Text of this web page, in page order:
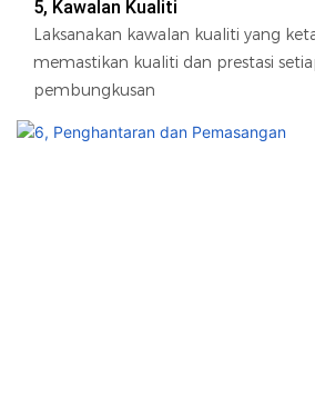
5, Kawalan Kualiti
Laksanakan kawalan kualiti yang
memastikan kualiti dan prestasi
pembungkusan